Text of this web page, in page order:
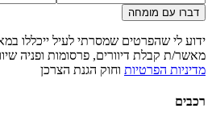
דברו עם מומחה
ידוע לי שהפרטים שמסרתי לעיל ייכללו
מאשר/ת קבלת דיוורים, פרסומות ופניה
מדיניות הפרטיות וחוק הגנת הצרכן
רכבים